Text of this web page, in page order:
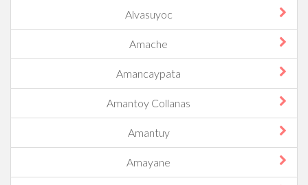
Alvasuyoc
Amache
Amancaypata
Amantoy Collanas
Amantuy
Amayane